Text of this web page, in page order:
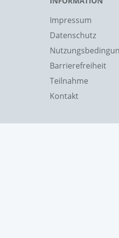
Impressum
Datenschutz
Barrierefreiheit
Teilnahme
Kontakt